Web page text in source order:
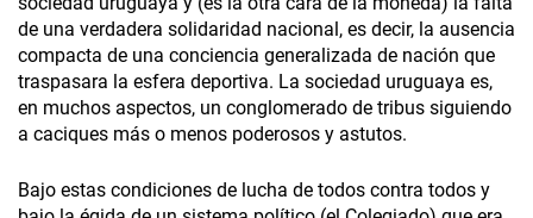
de una verdadera solidaridad nacional, es decir, la ausencia
compacta de una conciencia generalizada de nación que
traspasara la esfera deportiva. La sociedad uruguaya es,
en muchos aspectos, un conglomerado de tribus siguiendo
a caciques más o menos poderosos y astutos.
Bajo estas condiciones de lucha de todos contra todos y